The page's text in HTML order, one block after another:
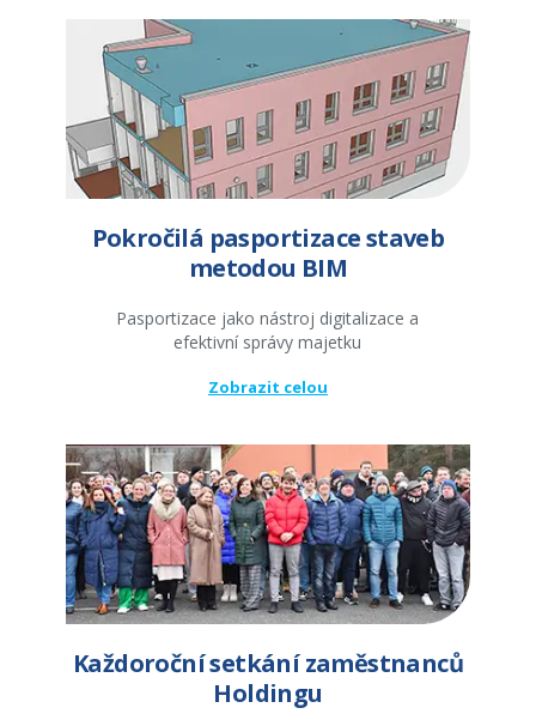
Pokročilá pasportizace staveb
metodou BIM
Pasportizace jako nástroj digitalizace a
efektivní správy majetku
Zobrazit celou
Každoroční setkání zaměstnanců
Holdingu